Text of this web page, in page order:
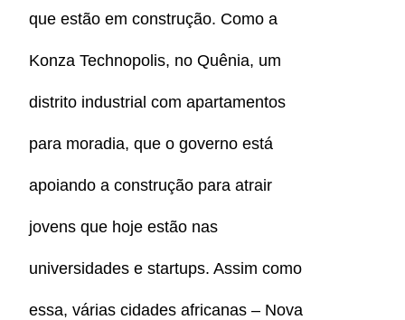
que estão em construção. Como a
Konza Technopolis, no Quênia, um
distrito industrial com apartamentos
para moradia, que o governo está
apoiando a construção para atrair
jovens que hoje estão nas
universidades e startups. Assim como
essa, várias cidades africanas – Nova